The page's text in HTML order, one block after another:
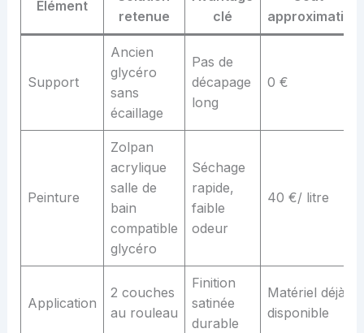
Élément
retenue
clé
approximatif
Support
Ancien
glycéro
sans
écaillage
Pas de
décapage
long
0 €
Peinture
Zolpan
acrylique
salle de
bain
compatible
glycéro
Séchage
rapide,
faible
odeur
40 €/ litre
Application
2 couches
au rouleau
Finition
satinée
durable
Matériel déjà
disponible